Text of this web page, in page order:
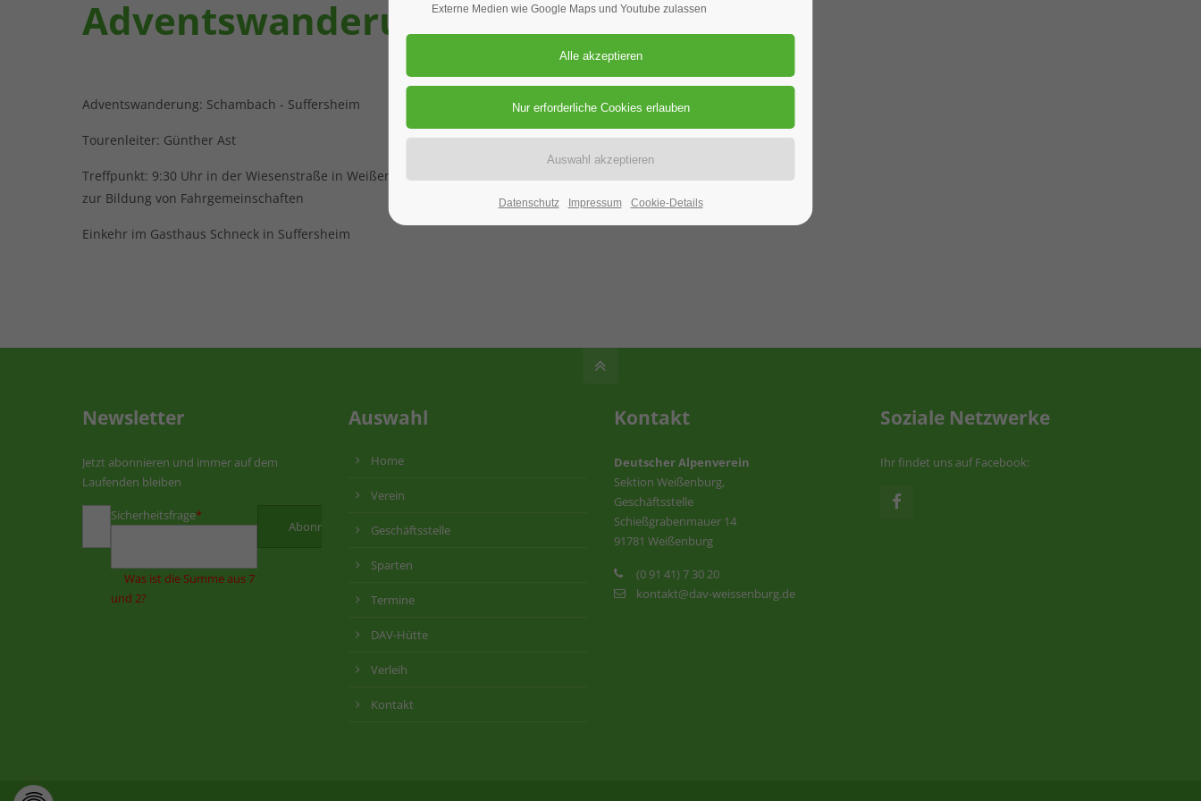
Adventswanderung
02.12.2017
ORT: SCHAMBACH - SUFFERSHEIM
Adventswanderung: Schambach - Suffersheim
Tourenleiter: Günther Ast
Treffpunkt: 9:30 Uhr in der Wiesenstraße in Weißenburg
zur Bildung von Fahrgemeinschaften
Einkehr im Gasthaus Schneck in Suffersheim
Newsletter
Jetzt abonnieren und immer auf dem
Laufenden bleiben
Sicherheitsfrage*
Was ist die Summe aus 7
und 2?
Auswahl
Home
Verein
Geschäftsstelle
Sparten
Termine
DAV-Hütte
Verleih
Kontakt
Kontakt
Deutscher Alpenverein
Sektion Weißenburg,
Geschäftsstelle
Schießgrabenmauer 14
91781 Weißenburg
(0 91 41) 7 30 20
kontakt@dav-weissenburg.de
Soziale Netzwerke
Ihr findet uns auf Facebook:
Externe Medien wie Google Maps und Youtube zulassen
Datenschutz Impressum Cookie-Details